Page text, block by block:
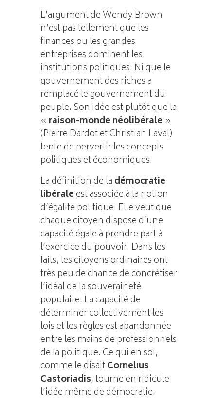
L’argument de Wendy Brown
n’est pas tellement que les
finances ou les grandes
entreprises dominent les
institutions politiques. Ni que le
gouvernement des riches a
remplacé le gouvernement du
peuple. Son idée est plutôt que la
« raison-monde néolibérale »
(Pierre Dardot et Christian Laval)
tente de pervertir les concepts
politiques et économiques.
La définition de ladémocratie
libéraleest associée à la notion
d’égalité politique. Elle veut que
chaque citoyen dispose d’une
capacité égale à prendre part à
l’exercice du pouvoir. Dans les
faits, les citoyens ordinaires ont
très peu de chance de concrétiser
l’idéal de la souveraineté
populaire. La capacité de
déterminer collectivement les
lois et les règles est abandonnée
entre les mains de professionnels
de la politique. Ce qui en soi,
comme le disaitCornelius
Castoriadis, tourne en ridicule
l’idée même de démocratie.